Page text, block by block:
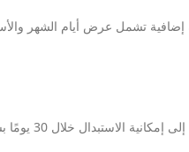
إضافية تشمل عرض أيام الشهر
يقدم متجر المهندس للساعات تجربة شراء آمنة